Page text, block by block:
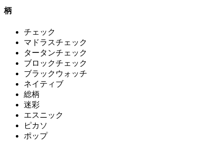
柄
チェック
マドラスチェック
タータンチェック
ブロックチェック
ブラックウォッチ
ネイティブ
総柄
迷彩
エスニック
ピカソ
ポップ